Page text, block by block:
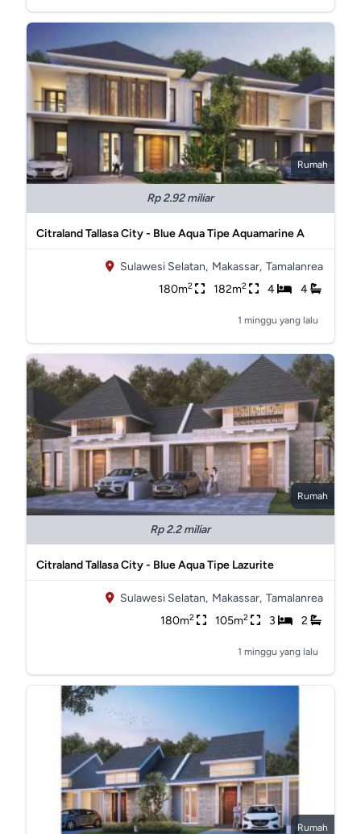
Rumah
Rp 2.92 miliar
Citraland Tallasa City - Blue Aqua Tipe Aquamarine A
Sulawesi Selatan, Makassar, Tamalanrea
180m2 182m2 4 4
1 minggu yang lalu
Rumah
Rp 2.2 miliar
Citraland Tallasa City - Blue Aqua Tipe Lazurite
Sulawesi Selatan, Makassar, Tamalanrea
180m2 105m2 3 2
1 minggu yang lalu
Rumah